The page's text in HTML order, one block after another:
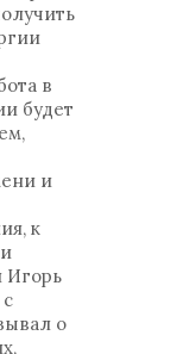
в
будет
и
к
Игорь
о